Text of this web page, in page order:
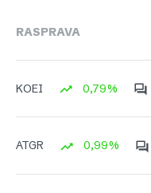
RASPRAVA
KOEI 0,79%
ATGR 0,99%